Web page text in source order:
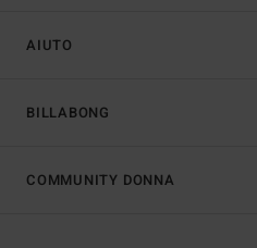
AIUTO
BILLABONG
COMMUNITY DONNA